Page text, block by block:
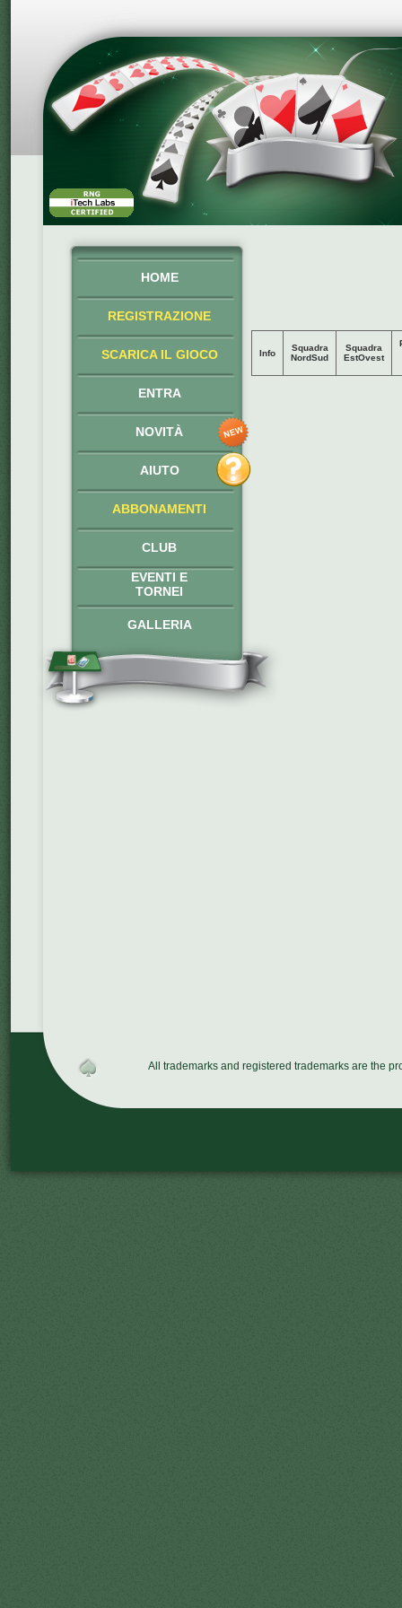
HOME
REGISTRAZIONE
SCARICA IL GIOCO
ENTRA
NOVITÀ
AIUTO
ABBONAMENTI
CLUB
EVENTI E
TORNEI
GALLERIA
Info
Squadra
NordSud
Squadra
EstOvest
All trademarks and registered trademarks are the